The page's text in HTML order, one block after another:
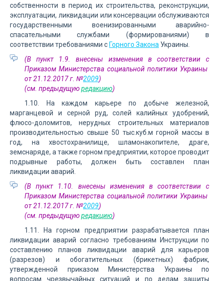
собственности в период их строительства, реконструкции,
эксплуатации, ликвидации или консервации обслуживаются
государственными военизированными аварийно-
спасательными службами (формированиями) в
соответствии требованиями с Горного Закона Украины.
(В пункт 1.9. внесены изменения в соответствии с
Приказом Министерства социальной политики Украины
от 21.12.2017 г. №2009)
(см. предыдущуюредакцию)
1.10. На каждом карьере по добыче железной,
марганцевой и серной руд, солей калийных удобрений,
флюсо-доломитов, нерудных строительных материалов
производительностью свыше 50 тыс.куб.м горной массы в
год, на хвостохранилище, шламонакопителе, драге,
земснаряде, а также горном предприятии, которое проводит
подрывные работы, должен быть составлен план
ликвидации аварий.
(В пункт 1.10. внесены изменения в соответствии с
Приказом Министерства социальной политики Украины
от 21.12.2017 г. №2009)
(см. предыдущуюредакцию)
1.11. На горном предприятии разрабатывается план
ликвидации аварий согласно требованиям Инструкции по
составлению планов ликвидации аварий для карьеров
(разрезов) и обогатительных (брикетных) фабрик,
утвержденной приказом Министерства Украины по
вопросам чрезвычайных ситуаций и по делам защиты